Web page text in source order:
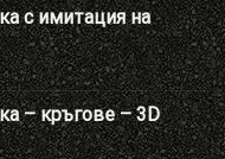
с имитация на
– кръгове – 3D